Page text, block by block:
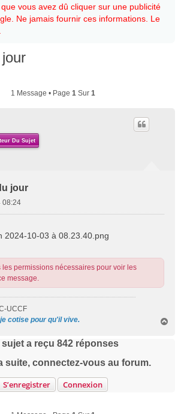
vous avez dû cliquer sur une publicité
Ne jamais fournir ces informations. Le
1 Message • Page 1Sur 1
Du Sujet
jour
08:24
2024-10-03 à 08.23.40.png
les permissions nécessaires pour voir les
message.
UCCF
cotise pour qu'il vive.
sujet a reçu 842 réponses
suite, connectez-vous au forum.
S’enregistrer
Connexion